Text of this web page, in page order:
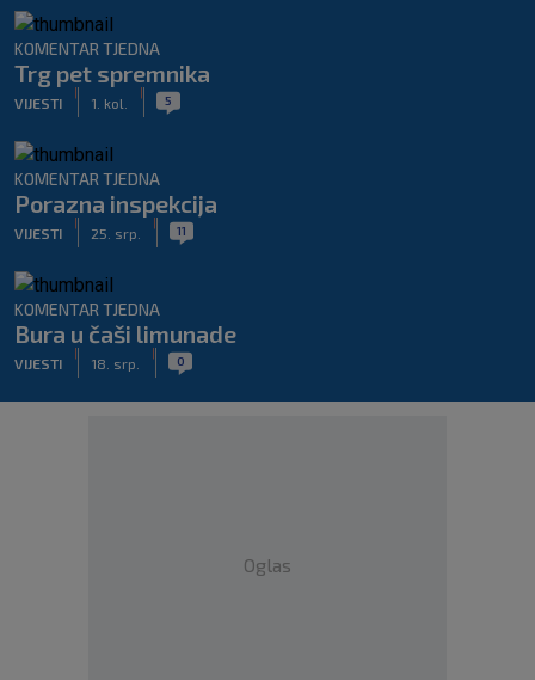
KOMENTAR TJEDNA
Trg pet spremnika
VIJESTI 1. kol. 5
KOMENTAR TJEDNA
Porazna inspekcija
VIJESTI 25. srp. 11
KOMENTAR TJEDNA
Bura u čaši limunade
VIJESTI 18. srp. 0
Oglas